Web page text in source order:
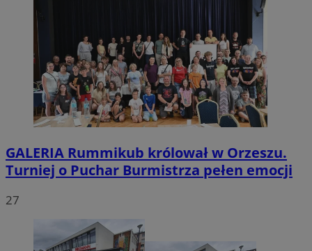
GALERIA Rummikub królował w Orzeszu.
Turniej o Puchar Burmistrza pełen emocji
27